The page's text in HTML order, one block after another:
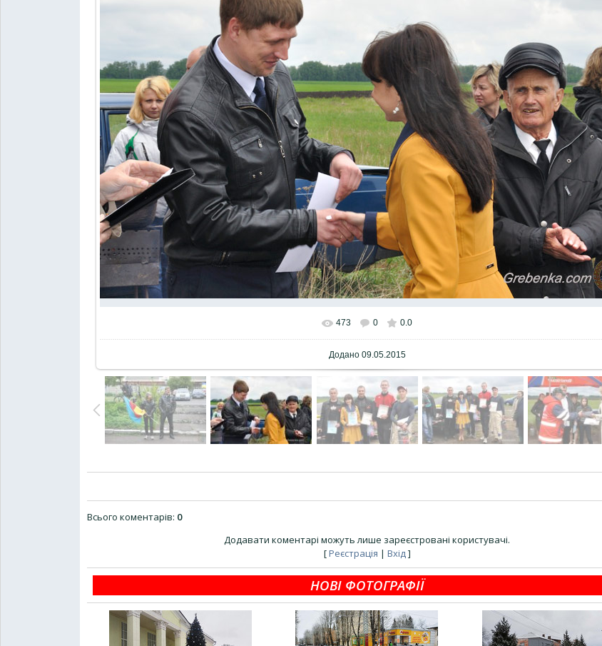
473 0 0.0
Додано09.05.2015
Всього коментарів: 0
Додавати коментарі можуть лише зареєстровані користувачі.
[Реєстрація | Вхід]
НОВІ ФОТОГРАФІЇ